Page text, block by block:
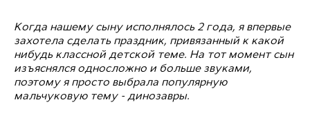
Когда нашему сыну исполнялось 2 года, я впервые
захотела сделать праздник, привязанный к какой
нибудь классной детской теме. На тот момент сын
изъяснялся односложно и больше звуками,
поэтому я просто выбрала популярную
мальчуковую тему - динозавры.